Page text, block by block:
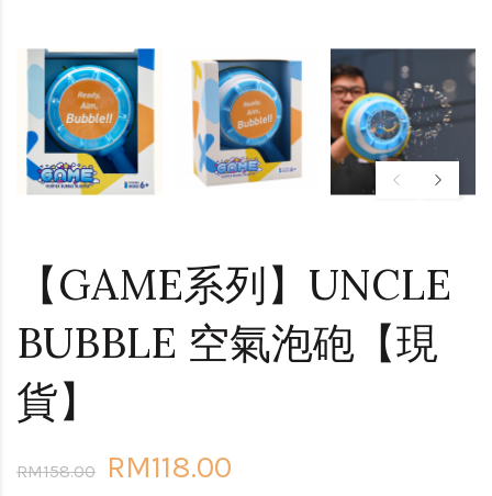
【GAME系列】UNCLE
BUBBLE 空氣泡砲【現
貨】
RM158.00 RM118.00